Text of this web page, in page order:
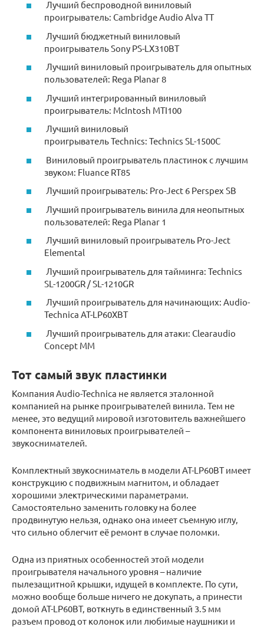
Лучший беспроводной виниловый
проигрыватель: Cambridge Audio Alva TT
Лучший бюджетный виниловый
проигрыватель Sony PS-LX310BT
Лучший виниловый проигрыватель для опытных
пользователей: Rega Planar 8
Лучший интегрированный виниловый
проигрыватель: McIntosh MTI100
Лучший виниловый
проигрыватель Technics: Technics SL-1500C
Виниловый проигрыватель пластинок с лучшим
звуком: Fluance RT85
Лучший проигрыватель: Pro-Ject 6 Perspex SB
Лучший проигрыватель винила для неопытных
пользователей: Rega Planar 1
Лучший виниловый проигрыватель Pro-Ject
Elemental
Лучший проигрыватель для тайминга: Technics
SL-1200GR / SL-1210GR
Лучший проигрыватель для начинающих: Audio-
Technica AT-LP60XBT
Лучший проигрыватель для атаки: Clearaudio
Concept MM
Тот самый звук пластинки
Компания Audio-Technica не является эталонной
компанией на рынке проигрывателей винила. Тем не
менее, это ведущий мировой изготовитель важнейшего
компонента виниловых проигрывателей –
звукоснимателей.
Комплектный звукосниматель в модели AT-LP60BT имеет
конструкцию с подвижным магнитом, и обладает
хорошими электрическими параметрами.
Самостоятельно заменить головку на более
продвинутую нельзя, однако она имеет съемную иглу,
что сильно облегчит её ремонт в случае поломки.
Одна из приятных особенностей этой модели
проигрывателя начального уровня – наличие
пылезащитной крышки, идущей в комплекте. По сути,
можно вообще больше ничего не докупать, а принести
домой AT-LP60BT, воткнуть в единственный 3.5 мм
разъем провод от колонок или любимые наушники и